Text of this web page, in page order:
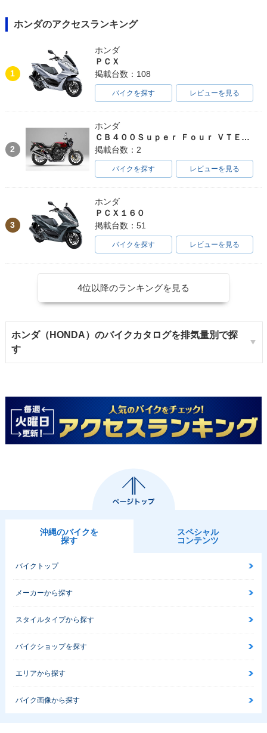
ホンダのアクセスランキング
1
ホンダ
ＰＣＸ
掲載台数：108
バイクを探す レビューを見る
2
ホンダ
ＣＢ４００Ｓｕｐｅｒ Ｆｏｕｒ ＶＴＥＣ ＳＰＥＣ３
掲載台数：2
バイクを探す レビューを見る
3
ホンダ
ＰＣＸ１６０
掲載台数：51
バイクを探す レビューを見る
4位以降のランキングを見る
ホンダ（HONDA）のバイクカタログを排気量別で探
す
沖縄のバイクを
探す
スペシャル
コンテンツ
バイクトップ
メーカーから探す
スタイルタイプから探す
バイクショップを探す
エリアから探す
バイク画像から探す